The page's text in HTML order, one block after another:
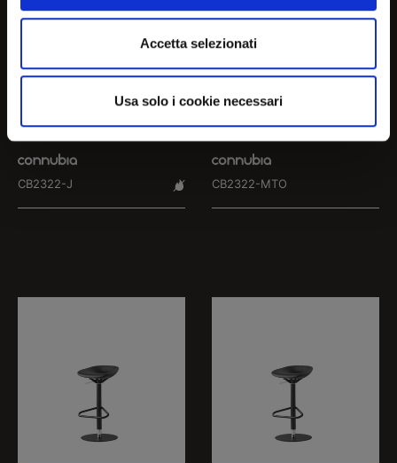
Accetta selezionati
Usa solo i cookie necessari
OPS!
CB2322-J
OPS!
CB2322-MTO